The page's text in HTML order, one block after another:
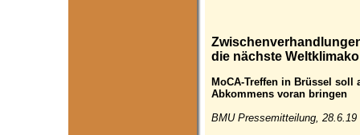
die nächste
MoCA-Treffen in Brüssel soll
Abkommens voran bringen
BMU Pressemitteilung, 28.6.19